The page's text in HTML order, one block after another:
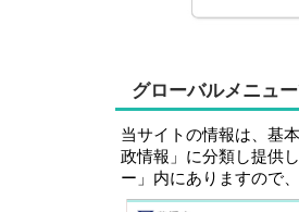
グローバルメニュ
当サイトの情報は、基
政情報」に分類し提供
ー」内にありますので